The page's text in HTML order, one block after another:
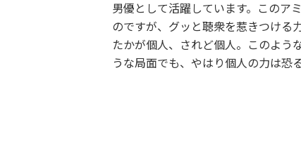
男優として活躍しています。このア
のですが、グッと聴衆を惹きつける
たかが個人、されど個人。このよう
うな局面でも、やはり個人の力は恐